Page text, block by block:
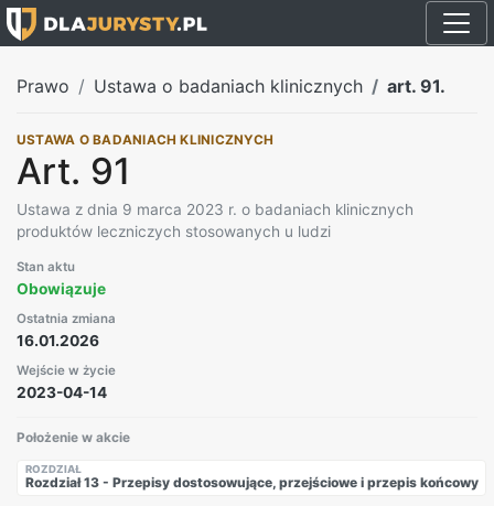
Prawo Ustawa o badaniach klinicznych art. 91.
USTAWA O BADANIACH KLINICZNYCH
Art. 91
Ustawa z dnia 9 marca 2023 r. o badaniach klinicznych
produktów leczniczych stosowanych u ludzi
Stan aktu
Obowiązuje
Ostatnia zmiana
16.01.2026
Wejście w życie
2023-04-14
Położenie w akcie
ROZDZIAŁ
Rozdział 13 - Przepisy dostosowujące, przejściowe i przepis końcowy